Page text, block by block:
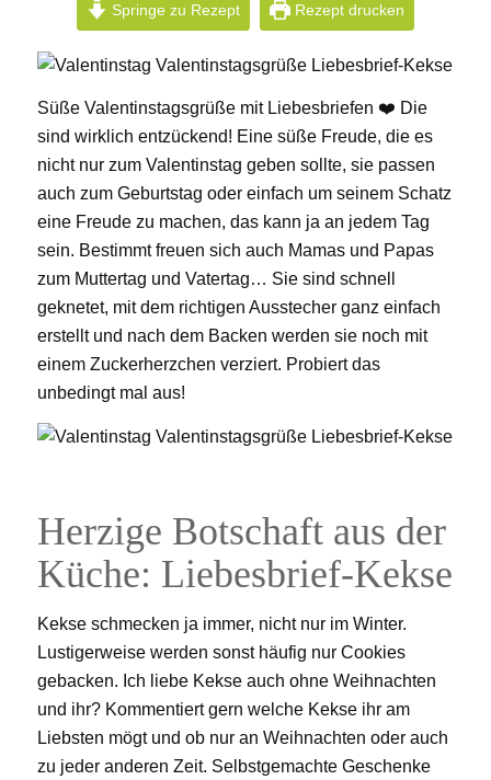
Springe zu Rezept Rezept drucken
Süße Valentinstagsgrüße mit Liebesbriefen ❤️ Die
sind wirklich entzückend! Eine süße Freude, die es
nicht nur zum Valentinstag geben sollte, sie passen
auch zum Geburtstag oder einfach um seinem Schatz
eine Freude zu machen, das kann ja an jedem Tag
sein. Bestimmt freuen sich auch Mamas und Papas
zum Muttertag und Vatertag… Sie sind schnell
geknetet, mit dem richtigen Ausstecher ganz einfach
erstellt und nach dem Backen werden sie noch mit
einem Zuckerherzchen verziert. Probiert das
unbedingt mal aus!
Herzige Botschaft aus der
Küche: Liebesbrief-Kekse
Kekse schmecken ja immer, nicht nur im Winter.
Lustigerweise werden sonst häufig nur Cookies
gebacken. Ich liebe Kekse auch ohne Weihnachten
und ihr? Kommentiert gern welche Kekse ihr am
Liebsten mögt und ob nur an Weihnachten oder auch
zu jeder anderen Zeit. Selbstgemachte Geschenke